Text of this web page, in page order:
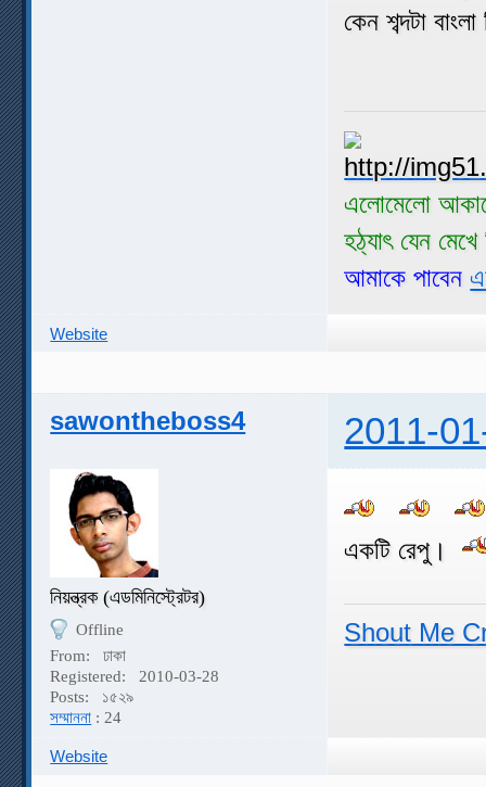
কেন শব্দটা
এলোমেলো
হঠ্যাৎ যেন
আমাকে পাবেন
Website
sawontheboss4 2011-
নিয়ন্ত্রক (এডমিনিস্ট্রেটর)
Offline
From:
ঢাকা
Registered:
2010-03-28
Posts:
১৫২৯
সম্মাননা : 24
একটি রেপু।
Shout Me
Website